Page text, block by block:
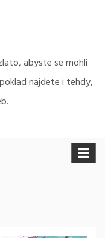
abyste se mohli
najdete i tehdy,